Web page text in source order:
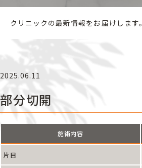
クリニックの最新情報をお届けします。
2025.06.11
部分切開
施術内容
片目